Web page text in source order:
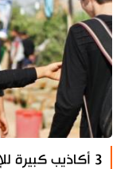
3 أكاذيب كبيرة